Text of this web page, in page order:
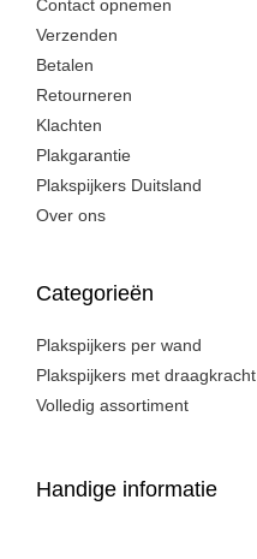
Contact opnemen
Verzenden
Betalen
Retourneren
Klachten
Plakgarantie
Plakspijkers Duitsland
Over ons
Categorieën
Plakspijkers per wand
Plakspijkers met draagkracht
Volledig assortiment
Handige informatie